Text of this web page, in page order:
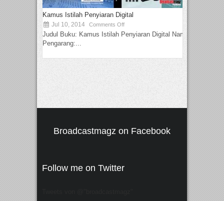
Kamus Istilah Penyiaran Digital
Jul 10, 2014 Comments Off
Judul Buku: Kamus Istilah Penyiaran Digital Nama
Pengarang:...
Broadcastmagz on Facebook
Follow me on Twitter